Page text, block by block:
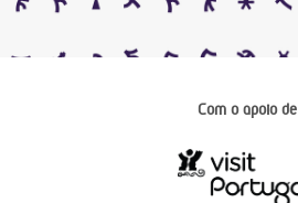
Com o apoio de